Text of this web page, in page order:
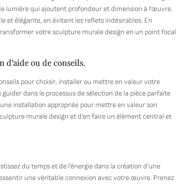
lumière qui ajoutent profondeur et dimension à l’œuvre.
et élégante, en évitant les reflets indésirables. En
votre sculpture murale design en un point focal
d’aide ou de conseils.
pour choisir, installer ou mettre en valeur votre
dans le processus de sélection de la pièce parfaite
installation appropriée pour mettre en valeur son
murale design et d’en faire un élément central et
du temps et de l’énergie dans la création d’une
une véritable connexion avec votre œuvre. Prenez